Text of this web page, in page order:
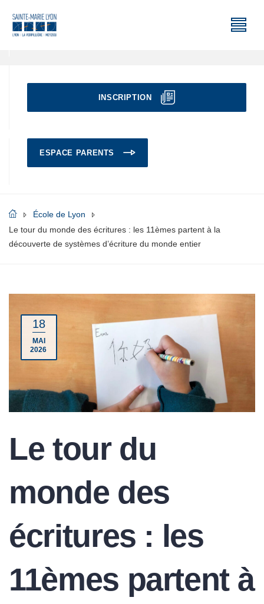
INSCRIPTION
ESPACE PARENTS
École de Lyon
Le tour du monde des écritures : les 11èmes partent à la
découverte de systèmes d’écriture du monde entier
18
MAI
2026
Le tour du
monde des
écritures : les
11èmes partent à